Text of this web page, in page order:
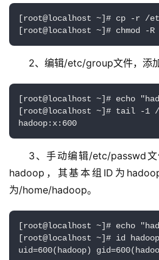
[root@localhost ~]# cp -r /
[root@localhost ~]# chmod -
2、编辑/etc/group文件，添
[root@localhost ~]# echo
[root@localhost ~]# tail -1
hadoop:x:600
3、手动编辑/etc/passwd
hadoop，其基本组ID为
为/home/hadoop。
[root@localhost ~]# echo
[root@localhost ~]# id hadoop
uid=600(hadoop)